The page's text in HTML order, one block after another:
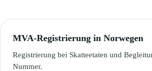
MVA-Registrierung in Norwegen
Registrierung bei Skatteetaten und
Nummer.